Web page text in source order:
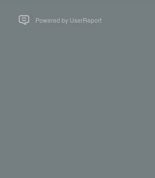
Powered by UserReport